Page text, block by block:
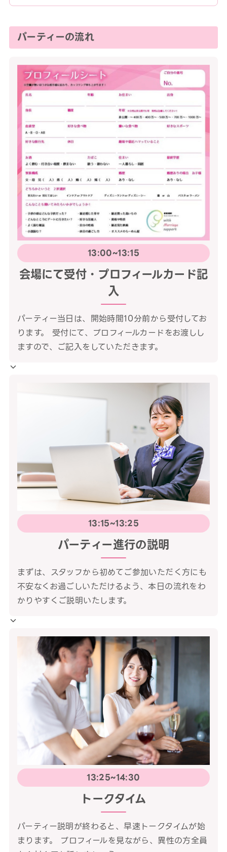
パーティーの流れ
13:00~13:15
会場にて受付・プロフィールカード記
入
パーティー当日は、開始時間10分前から受付してお
ります。 受付にて、プロフィールカードをお渡しし
ますので、ご記入をしていただきます。
13:15~13:25
パーティー進行の説明
まずは、スタッフから初めてご参加いただく方にも
不安なくお過ごしいただけるよう、本日の流れをわ
かりやすくご説明いたします。
13:25~14:30
トークタイム
パーティー説明が終わると、早速トークタイムが始
まります。 プロフィールを見ながら、異性の方全員